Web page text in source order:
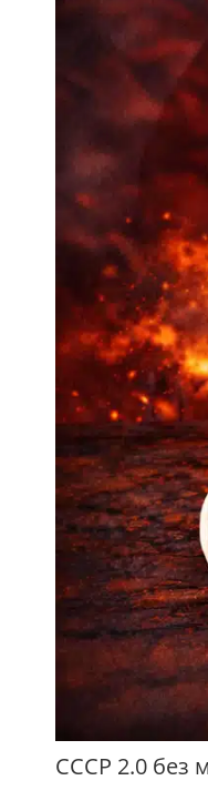
СССР 2.0 без